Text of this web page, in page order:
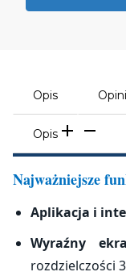
Opis
Opis
Najważniejsze
Aplikacja i
Wyraźny
rozdzielczości